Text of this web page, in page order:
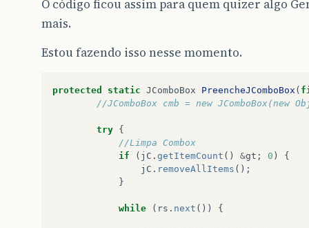
O código ficou assim para quem quizer algo
mais.
Estou fazendo isso nesse momento.
protected static JComboBox PreencheJComboBox (
//JComboBox cmb = new
try {
//Limpa Combox
if
( jC . getItemCount () &gt ; 0 )
{
jC . removeAllItems ();
}
while ( rs . next ()) {